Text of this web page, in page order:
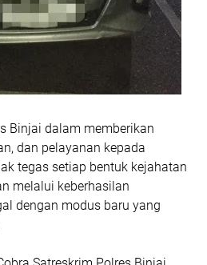
Binjai dalam memberikan
dan pelayanan kepada
tegas setiap bentuk kejahatan
melalui keberhasilan
dengan modus baru yang